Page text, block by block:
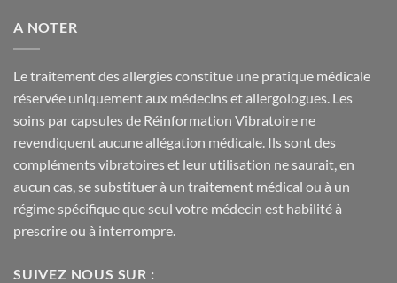
A NOTER
Le traitement des allergies constitue une pratique médicale
réservée uniquement aux médecins et allergologues. Les
soins par capsules de Réinformation Vibratoire ne
revendiquent aucune allégation médicale. Ils sont des
compléments vibratoires et leur utilisation ne saurait, en
aucun cas, se substituer à un traitement médical ou à un
régime spécifique que seul votre médecin est habilité à
prescrire ou à interrompre.
SUIVEZ NOUS SUR :